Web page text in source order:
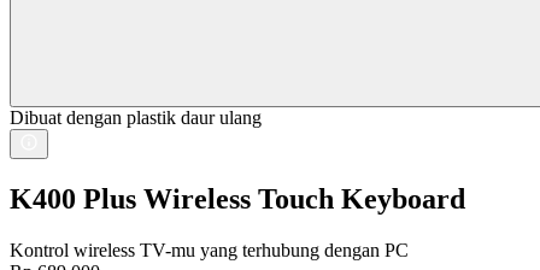
Dibuat dengan plastik daur ulang
K400 Plus Wireless Touch Keyboard
Kontrol wireless TV-mu yang terhubung dengan PC